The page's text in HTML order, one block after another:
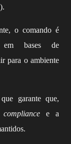
o comando é
em bases de
para o ambiente
garante que,
compliancee a